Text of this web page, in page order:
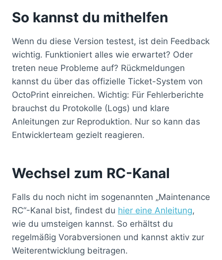
So kannst du mithelfen
Wenn du diese Version testest, ist dein Feedback
wichtig. Funktioniert alles wie erwartet? Oder
treten neue Probleme auf? Rückmeldungen
kannst du über das offizielle Ticket-System von
OctoPrint einreichen. Wichtig: Für Fehlerberichte
brauchst du Protokolle (Logs) und klare
Anleitungen zur Reproduktion. Nur so kann das
Entwicklerteam gezielt reagieren.
Wechsel zum RC-Kanal
Falls du noch nicht im sogenannten „Maintenance
RC“-Kanal bist, findest du hier eine Anleitung,
wie du umsteigen kannst. So erhältst du
regelmäßig Vorabversionen und kannst aktiv zur
Weiterentwicklung beitragen.